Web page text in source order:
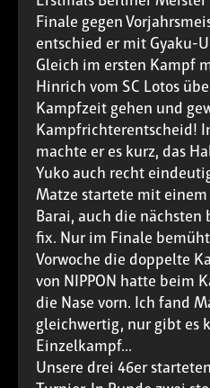
Finale gegen
entschied er mit Gyaku-
Gleich im ersten Kampf
Hinrich vom SC Lotos
Kampfzeit gehen und
Kampfrichterentscheid!
machte er es kurz, das
Yuko auch recht
Matze startete mit
Barai, auch die
fix. Nur im Finale
Vorwoche die doppelte
von NIPPON hatte beim
die Nase vorn. Ich fand
gleichwertig, nur gibt es
Einzelkampf...
Unsere drei 46er